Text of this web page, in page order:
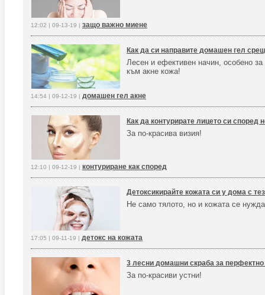
12:02 | 09-13-19 | защо важно миене
Как да си направите домашен гел
Лесен и ефективен начин, особено
към акне кожа!
14:54 | 09-12-19 | домашен гел акне
Как да контурирате лицето си според
За по-красива визия!
12:10 | 09-12-19 | контуриране как според
Детоксикирайте кожата си у дома с
Не само тялото, но и кожата се
17:05 | 09-11-19 | детокс на кожата
3 лесни домашни скраба за перфектно
За по-красиви устни!